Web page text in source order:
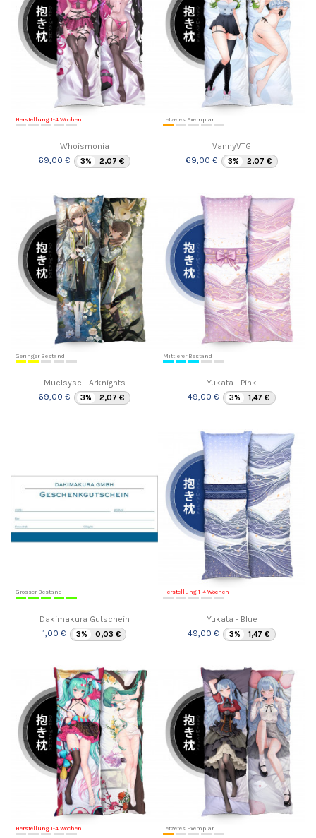
Herstellung 1-4 Wochen
Whoismonia
69,00 €
3% 2,07 €
Letzetes Exemplar
VannyVTG
69,00 €
3% 2,07 €
Geringer Bestand
Muelsyse - Arknights
69,00 €
3% 2,07 €
Mittlerer Bestand
Yukata - Pink
49,00 €
3% 1,47 €
Grosser Bestand
Dakimakura Gutschein
1,00 €
3% 0,03 €
Herstellung 1-4 Wochen
Yukata - Blue
49,00 €
3% 1,47 €
Herstellung 1-4 Wochen Letzetes Exemplar